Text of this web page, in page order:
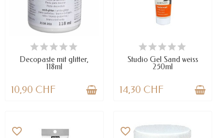
NUR NOCH WENIGE TEILE
VERFÜGBAR
Decopaste mit glitter,
118ml
10,90 CHF
NUR NOCH WENIGE TEILE
VERFÜGBAR
Studio Gel Sand weiss
250ml
14,30 CHF
favorite_border favorite_border